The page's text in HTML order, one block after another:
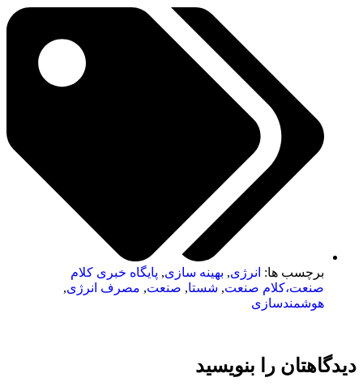
برچسب ها: انرژی, بهینه سازی, پایگاه خبری کلام
صنعت،کلام صنعت, شستا, صنعت, مصرف انرژی,
هوشمندسازی
دیدگاهتان را بنویسید